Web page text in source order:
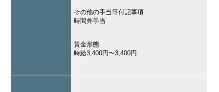
その他の手当等付記事項
時間外手当
賃金形態
時給3,400円〜3,400円